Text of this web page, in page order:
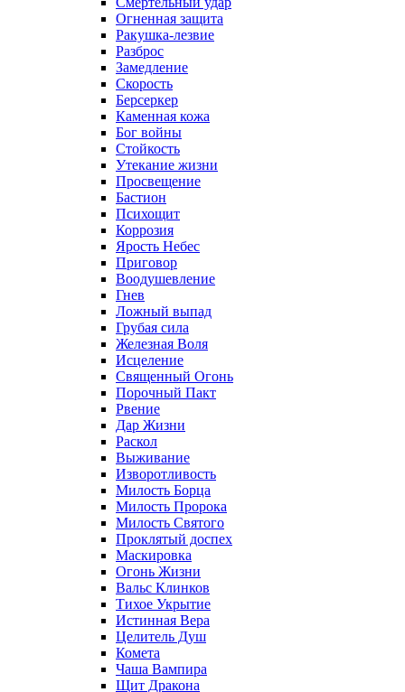
Огненная защита
Ракушка-лезвие
Разброс
Замедление
Скорость
Берсеркер
Каменная кожа
Бог войны
Стойкость
Утекание жизни
Просвещение
Бастион
Психощит
Коррозия
Ярость Небес
Приговор
Воодушевление
Гнев
Ложный выпад
Грубая сила
Железная Воля
Исцеление
Священный Огонь
Порочный Пакт
Рвение
Дар Жизни
Раскол
Выживание
Изворотливость
Милость Борца
Милость Пророка
Милость Святого
Проклятый доспех
Маскировка
Огонь Жизни
Вальс Клинков
Тихое Укрытие
Истинная Вера
Целитель Душ
Комета
Чаша Вампира
Щит Дракона